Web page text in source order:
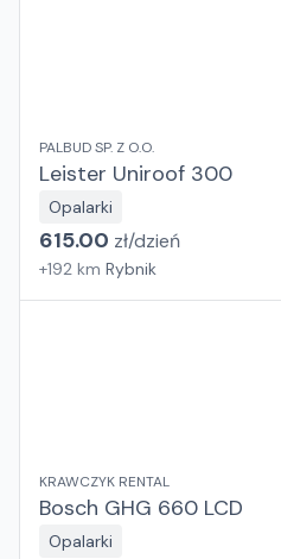
PALBUD SP. Z O.O.
Leister Uniroof 300
Opalarki
615.00 zł/dzień
+192 km Rybnik
KRAWCZYK RENTAL
Bosch GHG 660 LCD
Opalarki